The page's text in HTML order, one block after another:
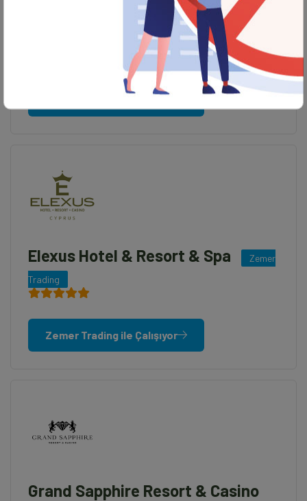
Concorde Luxury Resort
Zemer
Zemer Trading ile Çalışıyor
Elexus Hotel & Resort & Spa
Zemer
Trading
Zemer Trading ile Çalışıyor
Grand Sapphire Resort & Casino